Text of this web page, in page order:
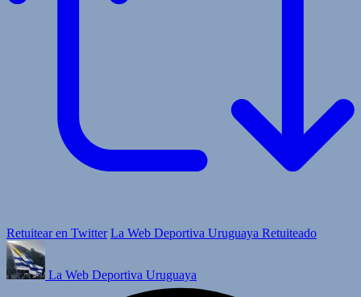
Retuitear en Twitter La Web Deportiva Uruguaya Retuiteado
La Web Deportiva Uruguaya